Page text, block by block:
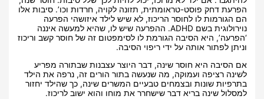
הפרעת דחק פוסט-טראומתית, תזונה לקויה, חרדות וכו’. סיבות אלו
הם הגורמות לו לחוסר הריכוז, לא שיש לילד איזושהי הפרעה
נוירולוגית בשם ADHD. ההפרעה שיש לו, שהיא למעשה איננה
‘הפרעה’, היא הסיבה הגורמת לו לסימפטום זה של חוסר קשב וריכוז
וניתן לפתור אותה על ידי ריפוי הסיבה.
אם הסיבה היא חוסר שינה, דבר היוצר עצבנות שבתורה מפריע
לשינה רציפה ועמוקה, מה שנעשה בתור הורים זה, נרפה את הילד
בתרפיות שונות ובצמחים טבעיים המשרים שינה, כך שהילד יחזור
למסלול שינה בריא דבר שישחרר את מוחו והוא ישוב לריכוז.